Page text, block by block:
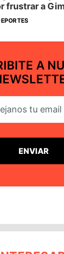
frustrar a
A